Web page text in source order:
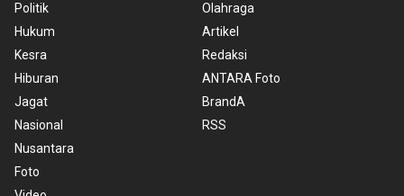
Politik
Hukum
Kesra
Hiburan
Jagat
Nasional
Nusantara
Foto
Olahraga
Artikel
Redaksi
ANTARA Foto
BrandA
RSS